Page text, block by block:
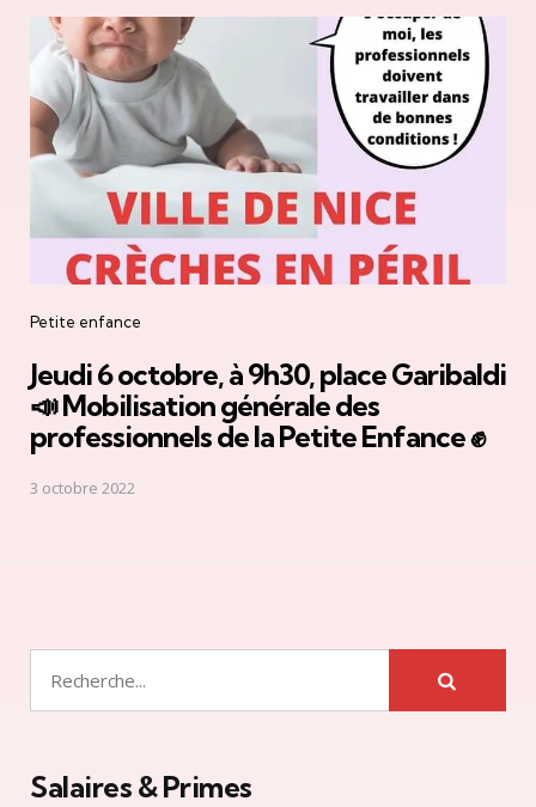
Petite enfance
Jeudi 6 octobre, à 9h30, place Garibaldi
📣 Mobilisation générale des
professionnels de la Petite Enfance ✊
3 octobre 2022
Salaires & Primes